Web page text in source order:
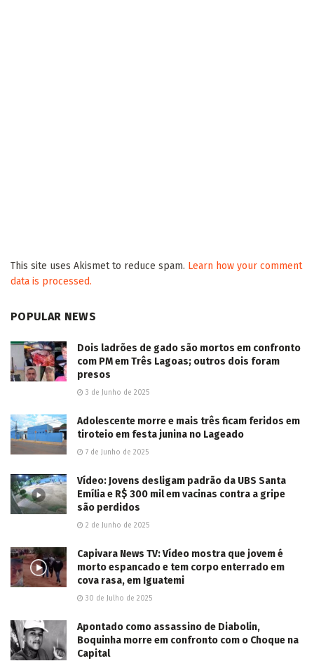
This site uses Akismet to reduce spam. Learn how your comment
data is processed.
POPULAR NEWS
Dois ladrões de gado são mortos em confronto
com PM em Três Lagoas; outros dois foram
presos
3 de Junho de 2025
Adolescente morre e mais três ficam feridos em
tiroteio em festa junina no Lageado
7 de Junho de 2025
Vídeo: Jovens desligam padrão da UBS Santa
Emília e R$ 300 mil em vacinas contra a gripe
são perdidos
2 de Junho de 2025
Capivara News TV: Vídeo mostra que jovem é
morto espancado e tem corpo enterrado em
cova rasa, em Iguatemi
30 de Julho de 2025
Apontado como assassino de Diabolin,
Boquinha morre em confronto com o Choque na
Capital